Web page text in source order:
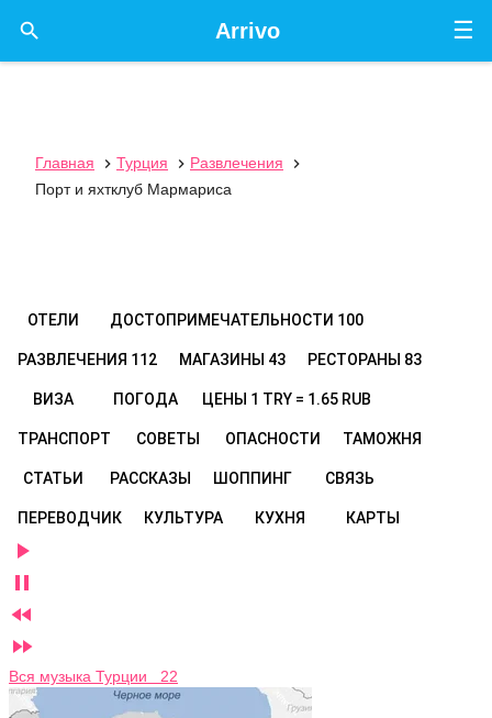
☰
Arrivo

Главная  Турция  Развлечения

Порт и яхтклуб Мармариса
ОТЕЛИ ДОСТОПРИМЕЧАТЕЛЬНОСТИ 100
РАЗВЛЕЧЕНИЯ 112 МАГАЗИНЫ 43 РЕСТОРАНЫ 83
ВИЗА ПОГОДА ЦЕНЫ 1 TRY = 1.65 RUB
ТРАНСПОРТ СОВЕТЫ ОПАСНОСТИ ТАМОЖНЯ
СТАТЬИ РАССКАЗЫ ШОППИНГ СВЯЗЬ
ПЕРЕВОДЧИК КУЛЬТУРА КУХНЯ КАРТЫ




Вся музыка Турции 22